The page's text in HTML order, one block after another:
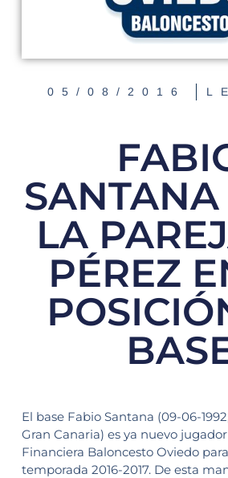
05/08/2016
SANTANA
LA
PÉREZ
El base Fabio Santana (09-06-
Gran Canaria) es ya nuevo
Financiera Baloncesto Oviedo
temporada 2016-2017. De esta